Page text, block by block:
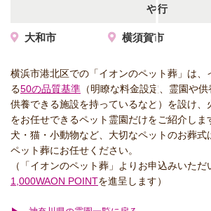
や行
大和市 横須賀市
横浜市港北区での「イオンのペット葬」は、
る50の品質基準 （明瞭な料金設定、霊園や
供養できる施設を持っているなど）を設け、
をお任せできるペット霊園だけをご紹介しま
犬・猫・小動物など、大切なペットのお葬式
ペット葬にお任せください。
（「イオンのペット葬」よりお申込みいただ
1,000WAON POINTを進呈します）